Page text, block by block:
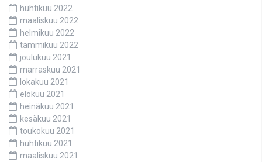
huhtikuu 2022
maaliskuu 2022
helmikuu 2022
tammikuu 2022
joulukuu 2021
marraskuu 2021
lokakuu 2021
elokuu 2021
heinäkuu 2021
kesäkuu 2021
toukokuu 2021
huhtikuu 2021
maaliskuu 2021